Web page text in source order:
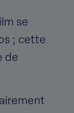
se
; cette
de